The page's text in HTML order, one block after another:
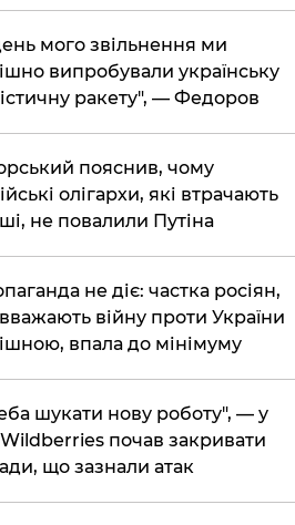
мого звільнення ми
випробували українську
ракету", — Федоров
пояснив, чому
олігархи, які втрачають
не повалили Путіна
не діє: частка росіян,
війну проти України
впала до мінімуму
шукати нову роботу", — у
почав закривати
що зазнали атак